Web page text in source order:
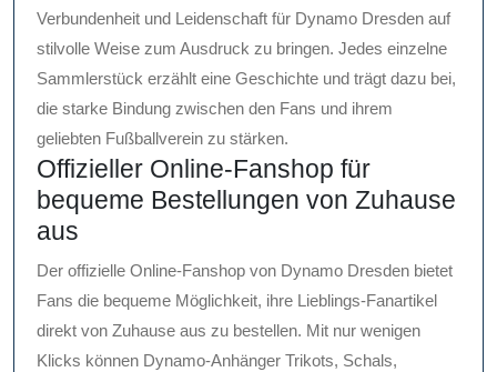
Verbundenheit und Leidenschaft für Dynamo Dresden auf
stilvolle Weise zum Ausdruck zu bringen. Jedes einzelne
Sammlerstück erzählt eine Geschichte und trägt dazu bei,
die starke Bindung zwischen den Fans und ihrem
geliebten Fußballverein zu stärken.
Offizieller Online-Fanshop für
bequeme Bestellungen von Zuhause
aus
Der offizielle Online-Fanshop von Dynamo Dresden bietet
Fans die bequeme Möglichkeit, ihre Lieblings-Fanartikel
direkt von Zuhause aus zu bestellen. Mit nur wenigen
Klicks können Dynamo-Anhänger Trikots, Schals,